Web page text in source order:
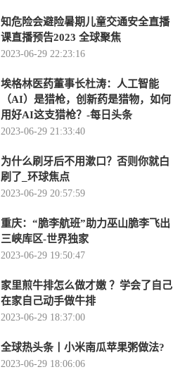
知危险会避险暑期儿童交通安全直播
课直播预告2023 全球聚焦
2023-06-29 22:23:16
埃格林医药董事长杜涛：人工智能
（AI）是猎枪，创新药是猎物，如何
用好AI这支猎枪？-每日头条
2023-06-29 21:33:40
为什么刷牙后不用漱口？否则你就白
刷了_环球焦点
2023-06-29 20:57:59
重庆：“脆李航班”助力巫山脆李飞出
三峡库区-世界独家
2023-06-29 19:50:47
家里煎牛排怎么做才嫩 ？学会了自己
在家自己动手做牛排
2023-06-29 18:37:00
全球热头条丨小米南瓜苹果粥做法?
2023-06-29 18:06:06